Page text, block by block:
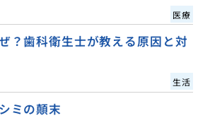
医療
？歯科衛生士が教える原因と対
生活
ミの顛末